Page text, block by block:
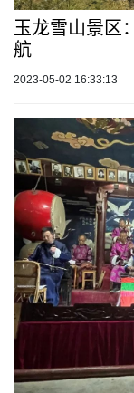
玉龙雪山景区
航
2023-05-02 16:33:13